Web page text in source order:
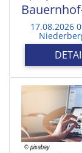
17.08.2026